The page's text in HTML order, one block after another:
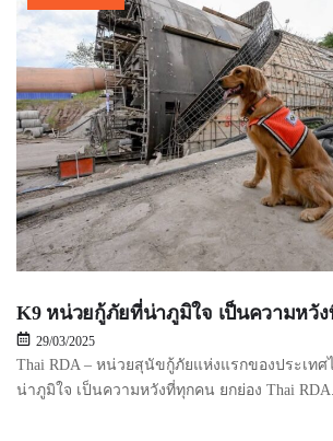
K9 หน่วยกู้ภัยที่น่าภูมิใจ เป็นความหวั
29/03/2025
Thai RDA – หน่วยสุนัขกู้ภัยแห่งแรกของประเท
น่าภูมิใจ เป็นความหวังที่ทุกคน ยกย่อง Thai